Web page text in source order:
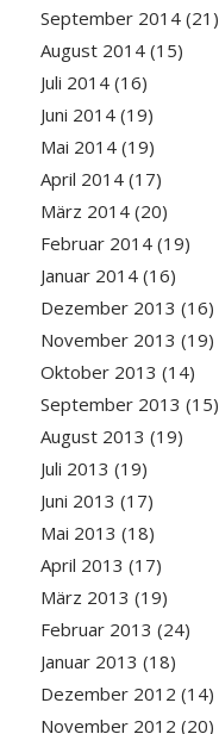
September 2014(21)
August 2014(15)
Juli 2014(16)
Juni 2014(19)
Mai 2014(19)
April 2014(17)
März 2014(20)
Februar 2014(19)
Januar 2014(16)
Dezember 2013 (16)
November 2013 (19)
Oktober 2013 (14)
September 2013 (15)
August 2013 (19)
Juli 2013 (19)
Juni 2013 (17)
Mai 2013 (18)
April 2013 (17)
März 2013 (19)
Februar 2013 (24)
Januar 2013 (18)
Dezember 2012 (14)
November 2012 (20)